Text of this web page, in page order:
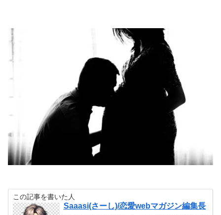
この記事を書いた人
Saaasi(さーし)/恋愛webマガジン編集長